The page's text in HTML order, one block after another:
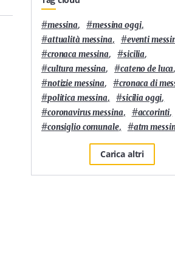
#messina, #messina oggi,
#attualità messina, #eventi
#cronaca messina, #sicilia,
#cultura messina, #cateno de luca,
#notizie messina, #cronaca di
#politica messina, #sicilia oggi,
#coronavirus messina, #accorinti,
#consiglio comunale, #atm
Carica altri